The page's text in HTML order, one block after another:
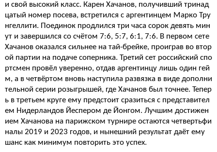
и свой высокий класс. Карен Хачанов, получивший тринад
цатый номер посева, встретился с аргентинцем Марко Тру
нгеллити. Поединок продлился три часа сорок девять мин
ут и завершился со счётом 7:6, 5:7, 6:1, 7:6. В первом сете
Хачанов оказался сильнее на тай-брейке, проиграв во втор
ой партии на подаче соперника. Третий сет российский спо
ртсмен провёл уверенно, отдав аргентинцу лишь один гей
м, а в четвёртом вновь наступила развязка в виде дополни
тельной серии розыгрышей, где Хачанов был точнее. Тепер
ь в третьем круге ему предстоит сразиться с представител
ем Нидерландов Йеспером де Йонгом. Лучшим достижен
ием Хачанова на парижском турнире остаются четвертьфи
налы 2019 и 2023 годов, и нынешний результат даёт ему
шанс как минимум повторить это успех.